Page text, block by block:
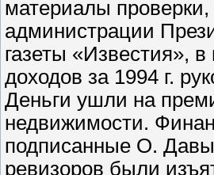
материалы
администрации
газеты «Известия»,
доходов за 1994 г.
Деньги ушли на
недвижимости.
подписанные О.
ревизоров были